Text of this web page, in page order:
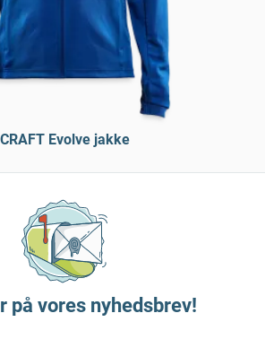
CRAFT Evolve jakke
på vores nyhedsbrev!